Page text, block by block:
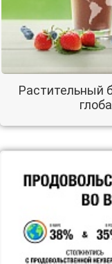
Растительный